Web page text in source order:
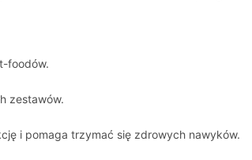
foodów.
zestawów.
i pomaga trzymać się zdrowych nawyków.